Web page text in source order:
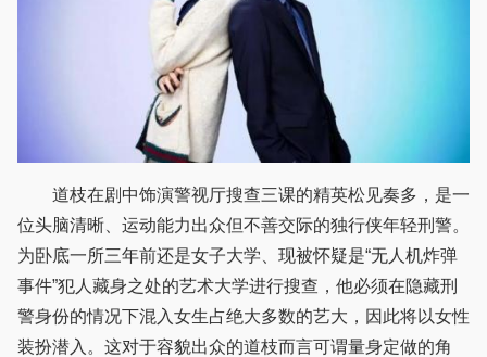
道枝在剧中饰演警视厅搜查三课的精英松见奏多，是一
位头脑清晰、运动能力出众但不善交际的独行侠年轻刑警。
为卧底一所三年前还是女子大学、现被怀疑是“无人机炸弹
事件”犯人藏身之处的艺术大学进行搜查，他必须在隐藏刑
警身份的情况下混入女生占绝大多数的艺大，因此将以女性
装扮潜入。这对于容貌出众的道枝而言可谓量身定做的角